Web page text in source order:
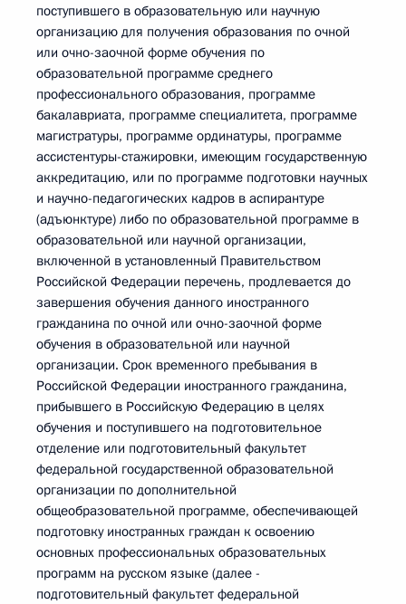
поступившего в образовательную или научную
организацию для получения образования по очной
или очно-заочной форме обучения по
образовательной программе среднего
профессионального образования, программе
бакалавриата, программе специалитета, программе
магистратуры, программе ординатуры, программе
ассистентуры-стажировки, имеющим государственную
аккредитацию, или по программе подготовки научных
и научно-педагогических кадров в аспирантуре
(адъюнктуре) либо по образовательной программе в
образовательной или научной организации,
включенной в установленный Правительством
Российской Федерации перечень, продлевается до
завершения обучения данного иностранного
гражданина по очной или очно-заочной форме
обучения в образовательной или научной
организации. Срок временного пребывания в
Российской Федерации иностранного гражданина,
прибывшего в Российскую Федерацию в целях
обучения и поступившего на подготовительное
отделение или подготовительный факультет
федеральной государственной образовательной
организации по дополнительной
общеобразовательной программе, обеспечивающей
подготовку иностранных граждан к освоению
основных профессиональных образовательных
программ на русском языке (далее -
подготовительный факультет федеральной